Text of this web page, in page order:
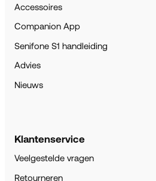
Accessoires
Companion App
Senifone S1 handleiding
Advies
Nieuws
Klantenservice
Veelgestelde vragen
Retourneren